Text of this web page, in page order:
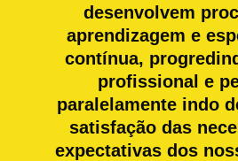
desenvolvem
aprendizagem e
contínua,
profissional e
paralelamente indo
satisfação das
expectativas dos